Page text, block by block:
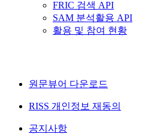
FRIC 검색 API
SAM 분석활용 API
활용 및 참여 현황
원문뷰어 다운로드
RISS 개인정보 재동의
공지사항